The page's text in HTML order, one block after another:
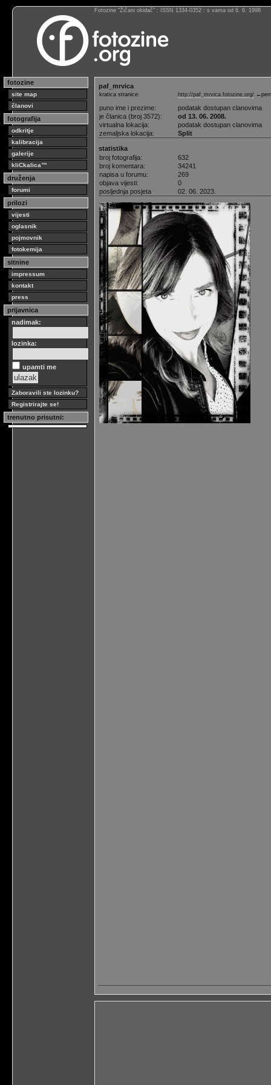
Fotozine “Žičani okidač” : ISSN 1334-0352 : s vama od 6. 6. 1998
fotozine
site map
članovi
fotografija
odkritje
kalibracija
galerije
kliCkalica™
druženja
forumi
prilozi
vijesti
oglasnik
pojmovnik
fotokemija
sitnine
impressum
kontakt
press
prijavnica
nadimak:
lozinka:
upamti me
Zaboravili ste lozinku?
Registrirajte se!
trenutno prisutni:
paf_mrvica
kratica stranice: http://paf_mrvica.fotozine.org/
puno ime i prezime:
podatak dostupan clanovima
je članica (broj 3572):
od 13. 06. 2008.
virtualna lokacija:
podatak dostupan clanovima
zemaljska lokacija:
Split
statistika
broj fotografija:
632
broj komentara:
34241
napisa u forumu:
269
objava vijesti:
0
posljednja posjeta
02. 06. 2023.